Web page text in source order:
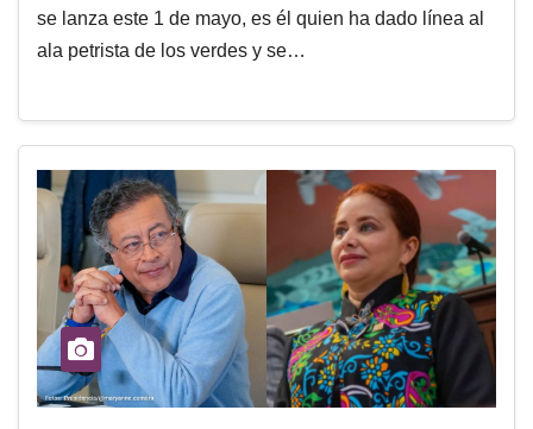
se lanza este 1 de mayo, es él quien ha dado línea al
ala petrista de los verdes y se…